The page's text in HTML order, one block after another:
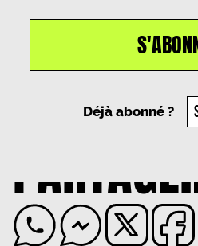
Déjà abonné ?
Milène Lang,